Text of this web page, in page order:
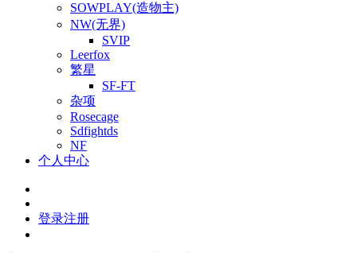
SOWPLAY(造物主)
NW(无界)
SVIP
Leerfox
繁星
SF-FT
杂项
Rosecage
Sdfightds
NF
个人中心
登录注册